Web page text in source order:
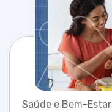
Saúde e Bem-Estar